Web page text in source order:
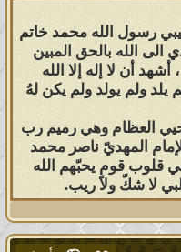
رسول الله محمد خاتم
الى الله بالحق المبين
أن لا إله إلا الله
ولم يولد ولم يكن لهُ
العظام وهي رميم رب
المهديّ ناصر محمد
قلوب قومٍ يحبّهم الله
لا شكّ ولا ريب.